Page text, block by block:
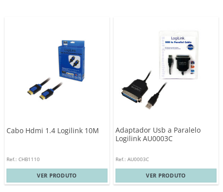
Cabo Hdmi 1.4 Logilink 10M
Ref.: CHB1110
VER PRODUTO
Adaptador Usb a Paralelo
Logilink AU0003C
Ref.: AU0003C
VER PRODUTO